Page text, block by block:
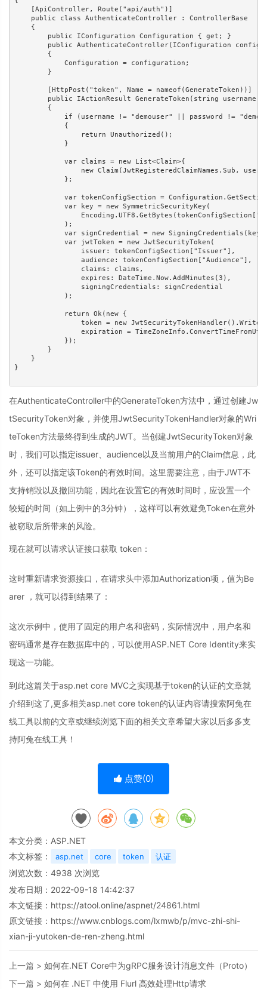
    [ApiController, Route("api/auth")]
    public class AuthenticateController : ControllerBase
    {
        public IConfiguration Configuration { get; }
public AuthenticateController(IConfiguration
        {
            Configuration = configuration;
        }
        [HttpPost("token", Name = nameof(GenerateToken))]
public IActionResult GenerateToken(string username,
        {
if (username != "demouser" || password !=
            {
                return Unauthorized();
            }
            var claims = new List<Claim>{
new Claim(JwtRegisteredClaimNames.Sub,
            };
var tokenConfigSection =
            var key = new SymmetricSecurityKey(
            );
var signCredential = new
            var jwtToken = new JwtSecurityToken(
                issuer: tokenConfigSection["Issuer"],
                audience: tokenConfigSection["Audience"],
                claims: claims,
                expires: DateTime.Now.AddMinutes(3),
                signingCredentials: signCredential
            );
            return Ok(new {
token = new
expiration =
            });
        }
    }
}
在AuthenticateController中的GenerateToken方法中，通过创建Jw
tSecurityToken对象，并使用JwtSecurityTokenHandler对象的Wri
teToken方法最终得到生成的JWT。当创建JwtSecurityToken对象
时，我们可以指定issuer、audience以及当前用户的Claim信息，此
外，还可以指定该Token的有效时间。这里需要注意，由于JWT不
支持销毁以及撤回功能，因此在设置它的有效时间时，应设置一个
较短的时间（如上例中的3分钟），这样可以有效避免Token在意外
被窃取后所带来的风险。
现在就可以请求认证接口获取 token：
这时重新请求资源接口，在请求头中添加Authorization项，值为Be
arer ，就可以得到结果了：
这次示例中，使用了固定的用户名和密码，实际情况中，用户名和
密码通常是存在数据库中的，可以使用ASP.NET Core Identity来实
现这一功能。
到此这篇关于asp.net core MVC之实现基于token的认证的文章就
介绍到这了,更多相关asp.net core token的认证内容请搜索阿兔在
线工具以前的文章或继续浏览下面的相关文章希望大家以后多多支
持阿兔在线工具！
点赞(0)
本文分类： ASP.NET
本文标签：
asp.net core token 认证
浏览次数： 4938 次浏览
发布日期：2022-09-18 14:42:37
本文链接： https://atool.online/aspnet/24861.html
原文链接：https://www.cnblogs.com/lxmwb/p/mvc-zhi-shi-
xian-ji-yutoken-de-ren-zheng.html
上一篇 > 如何在.NET Core中为gRPC服务设计消息文件（Proto）
下一篇 > 如何在 .NET 中使用 Flurl 高效处理Http请求